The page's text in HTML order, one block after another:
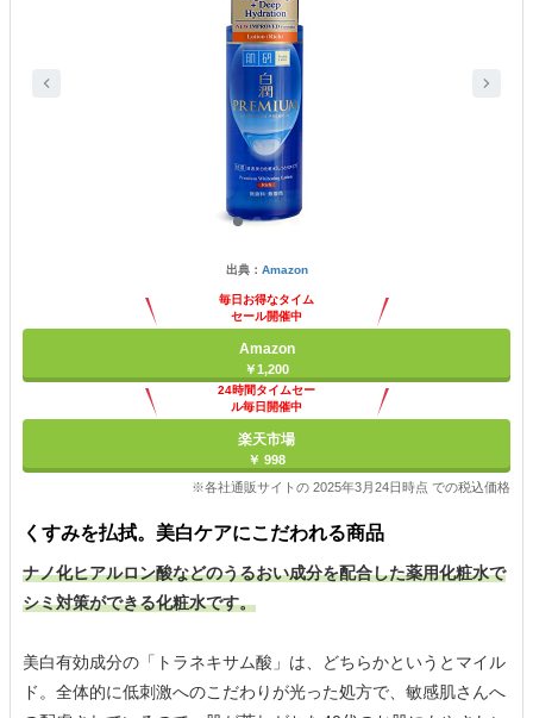
出典： Amazon
毎日お得なタイム
セール開催中
Amazon
￥1,200
24時間タイムセー
ル毎日開催中
楽天市場
￥ 998
※各社通販サイトの 2025年3月24日時点 での税込価格
くすみを払拭。美白ケアにこだわれる商品
ナノ化ヒアルロン酸などのうるおい成分を配合した薬用化粧水で
シミ対策ができる化粧水です。
美白有効成分の「トラネキサム酸」は、どちらかというとマイル
ド。全体的に低刺激へのこだわりが光った処方で、敏感肌さんへ